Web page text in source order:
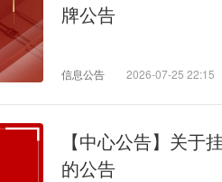
牌公告
信息公告 2026-07-25 22:15
【中心公告】关于
的公告